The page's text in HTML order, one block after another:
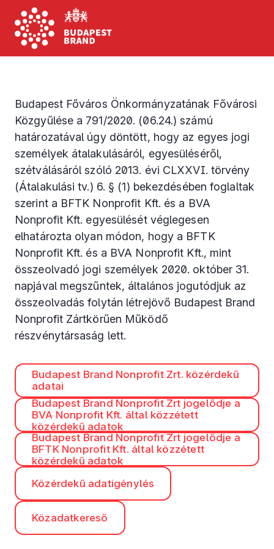
Budapest Főváros Önkormányzatának Fővárosi
Közgyűlése a 791/2020. (06.24.) számú
határozatával úgy döntött, hogy az egyes jogi
személyek átalakulásáról, egyesüléséről,
szétválásáról szóló 2013. évi CLXXVI. törvény
(Átalakulási tv.) 6. § (1) bekezdésében foglaltak
szerint a BFTK Nonprofit Kft. és a BVA
Nonprofit Kft. egyesülését véglegesen
elhatározta olyan módon, hogy a BFTK
Nonprofit Kft. és a BVA Nonprofit Kft., mint
összeolvadó jogi személyek 2020. október 31.
napjával megszűntek, általános jogutódjuk az
összeolvadás folytán létrejövő Budapest Brand
Nonprofit Zártkörűen Működő
részvénytársaság lett.
Budapest Brand Nonprofit Zrt. közérdekű
adatai
Budapest Brand Nonprofit Zrt jogelődje a
BVA Nonprofit Kft. által közzétett
közérdekű adatok
Budapest Brand Nonprofit Zrt jogelődje a
BFTK Nonprofit Kft. által közzétett
közérdekű adatok
Közérdekű adatigénylés
Közadatkereső